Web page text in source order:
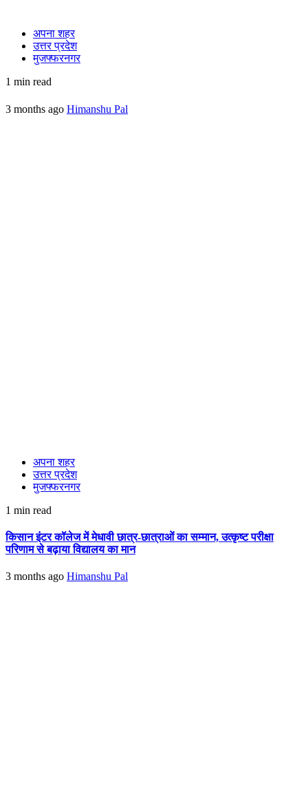
अपना शहर
उत्तर प्रदेश
मुजफ्फरनगर
1 min read
3 months ago Himanshu Pal
अपना शहर
उत्तर प्रदेश
मुजफ्फरनगर
1 min read
किसान इंटर कॉलेज में मेधावी छात्र-छात्राओं का सम्मान, उत्कृष्ट परीक्षा
परिणाम से बढ़ाया विद्यालय का मान
3 months ago Himanshu Pal